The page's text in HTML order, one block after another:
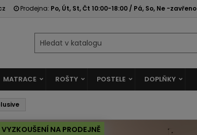
Prodejna: Po, Út, St, Čt 10:00-18:00 / Pá, So, Ne -zavřeno
MATRACE ROŠTY POSTELE DOPLŇKY
VYZKOUŠENÍ NA PRODEJNĚ